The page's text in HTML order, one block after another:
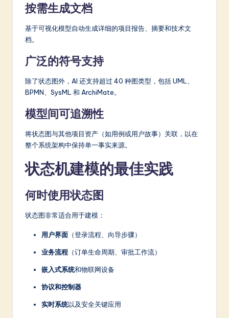
按需生成文档
基于可视化模型自动生成详细的项目报告、摘要和技术文
档。
广泛的符号支持
除了状态图外，AI 还支持超过 40 种图类型，包括 UML、
BPMN、SysML 和 ArchiMate。
模型间可追溯性
将状态图与其他项目资产（如用例或用户故事）关联，以在
整个系统架构中保持单一事实来源。
状态机建模的最佳实践
何时使用状态图
状态图非常适合用于建模：
用户界面 （登录流程、向导步骤）
业务流程 （订单生命周期、审批工作流）
嵌入式系统和物联网设备
协议和控制器
实时系统以及安全关键应用